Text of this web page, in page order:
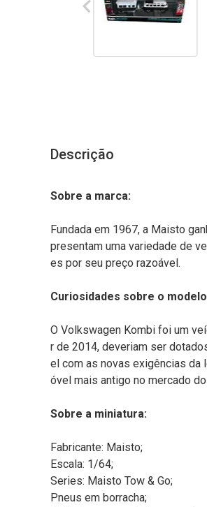
Descrição
Sobre a marca:
Fundada em 1967, a Maisto
presentam uma variedade de
es por seu preço razoável.
Curiosidades sobre o
O Volkswagen Kombi foi um
r de 2014, deveriam ser
el com as novas exigências da
óvel mais antigo no mercado
Sobre a miniatura:
Fabricante: Maisto;
Escala: 1/64;
Series: Maisto Tow & Go;
Pneus em borracha;